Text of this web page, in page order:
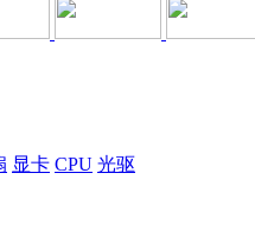
显卡 CPU 光驱